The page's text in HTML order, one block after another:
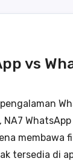
vs
membawa
tersedia di